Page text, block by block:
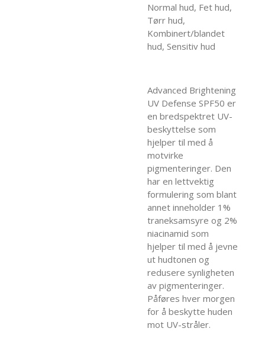
Normal hud, Fet hud,
Tørr hud,
Kombinert/blandet
hud, Sensitiv hud
Advanced Brightening
UV Defense SPF50 er
en bredspektret UV-
beskyttelse som
hjelper til med å
motvirke
pigmenteringer. Den
har en lettvektig
formulering som blant
annet inneholder 1%
traneksamsyre og 2%
niacinamid som
hjelper til med å jevne
ut hudtonen og
redusere synligheten
av pigmenteringer.
Påføres hver morgen
for å beskytte huden
mot UV-stråler.